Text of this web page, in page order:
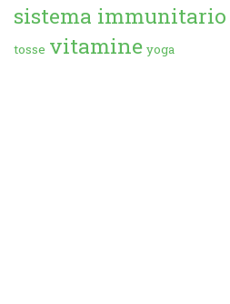
sistema immunitario
tosse vitamine yoga